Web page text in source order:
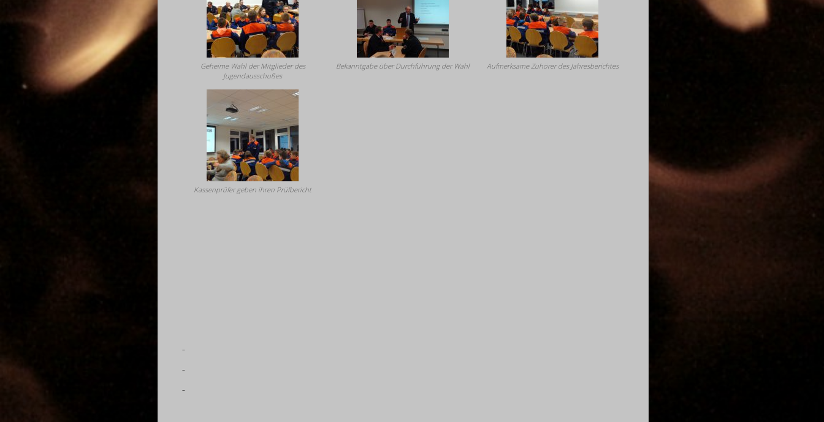
Geheime Wahl der Mitglieder des
Jugendausschußes
Bekanntgabe über Durchführung der Wahl Aufmerksame Zuhörer des Jahresberichtes
Kassenprüfer geben ihren Prüfbericht